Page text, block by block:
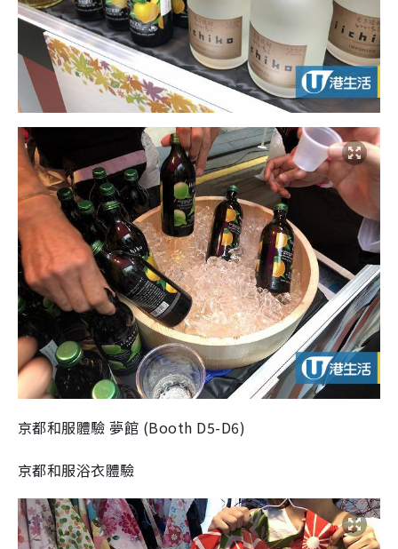
京都和服體驗 夢館 (Booth D5-D6)
京都和服浴衣體驗